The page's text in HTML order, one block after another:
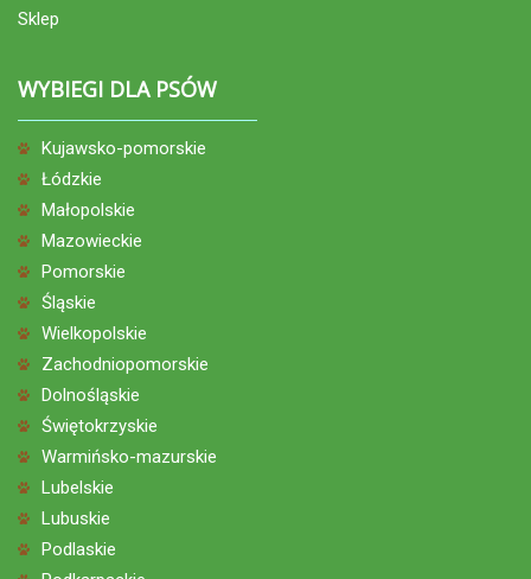
Sklep
WYBIEGI DLA PSÓW
Kujawsko-pomorskie
Łódzkie
Małopolskie
Mazowieckie
Pomorskie
Śląskie
Wielkopolskie
Zachodniopomorskie
Dolnośląskie
Świętokrzyskie
Warmińsko-mazurskie
Lubelskie
Lubuskie
Podlaskie